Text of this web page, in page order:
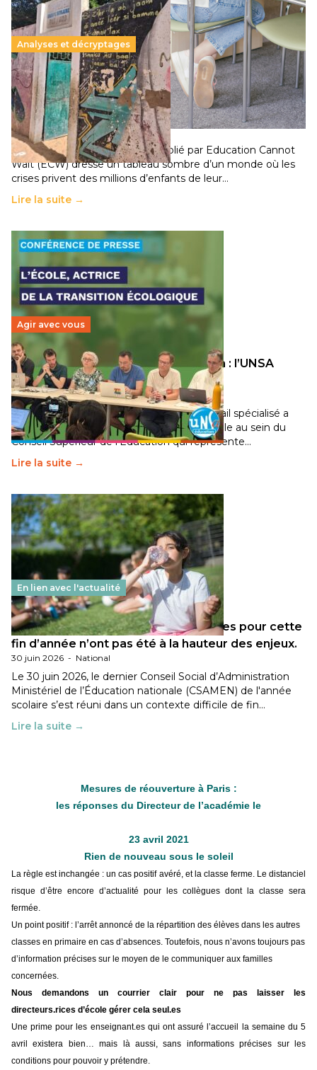
Analyses et décryptages
258 millions d’enfants victimes de la guerre, des
chocs climatiques et des déplacements de
population
11 juillet 2026- National
Un nouveau rapport mondial publié par Education Cannot
Wait (ECW) dresse un tableau sombre d’un monde où les
crises privent des millions d’enfants de leur…
Lire la suite →
Agir avec vous
Transition écologique de l’éducation : l’UNSA
Éducation fait bouger les lignes
30 juin 2026-National
Pendant plusieurs mois, un groupe de travail spécialisé a
travaillé sur la transition écologique de l’Ecole au sein du
Conseil Supérieur de l’Éducation qui représente…
Lire la suite →
En lien avec l'actualité
Les décisions ministérielles attendues pour cette
fin d’année n’ont pas été à la hauteur des enjeux.
30 juin 2026 - National
Le 30 juin 2026, le dernier Conseil Social d’Administration
Ministériel de l’Éducation nationale (CSAMEN) de l'année
scolaire s’est réuni dans un contexte difficile de fin…
Lire la suite →
Mesures de réouverture à Paris :
les réponses du Directeur de l’académie le
23 avril 2021
Rien de nouveau sous le soleil
La règle est inchangée : un cas positif avéré, et la classe ferme. Le distanciel
risque d’être encore d’actualité pour les collègues dont la classe sera
fermée.
Un point positif : l’arrêt annoncé de la répartition des élèves dans les autres
classes en primaire en cas d’absences. Toutefois, nous n’avons toujours pas
d’information précises sur le moyen de le communiquer aux familles
concernées.
Nous demandons un courrier clair pour ne pas laisser les
directeurs.rices d’école gérer cela seul.es
Une prime pour les enseignant.es qui ont assuré l’accueil la semaine du 5
avril existera bien… mais là aussi, sans informations précises sur les
conditions pour pouvoir y prétendre.